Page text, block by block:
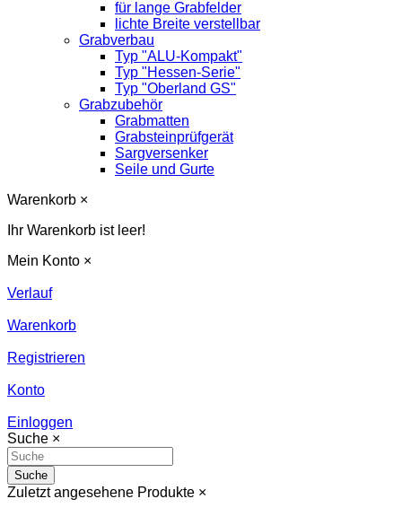
für lange Grabfelder
lichte Breite verstellbar
Grabverbau
Typ "ALU-Kompakt"
Typ "Hessen-Serie"
Typ "Oberland GS"
Grabzubehör
Grabmatten
Grabsteinprüfgerät
Sargversenker
Seile und Gurte
Warenkorb ×
Ihr Warenkorb ist leer!
Mein Konto ×
Verlauf
Warenkorb
Registrieren
Konto
Einloggen
Suche ×
Suche
Zuletzt angesehene Produkte ×